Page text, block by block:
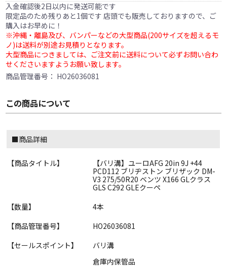
入金確認後2日以内に発送可能です
限定品のため残りあと1個です 店頭でも販売しておりますので、ご
購入はお早めに！
※沖縄・離島及び、バンパーなどの大型商品(200サイズを超えるモ
ノ)は送料が別途お見積りとなります。
大型商品につきましては、ご注文前に送料について必ずお問い合わ
せくださいますようお願い致します。
商品管理番号： HO26036081
この商品について
■商品詳細
【商品タイトル】
【バリ溝】ユーロAFG 20in 9J +44
PCD112 ブリヂストン ブリザック DM-
V3 275/50R20 ベンツ X166 GLクラス
GLS C292 GLEクーペ
【数量】
4本
【商品管理番号】
HO26036081
【セールスポイント】
バリ溝
倉庫内保管品